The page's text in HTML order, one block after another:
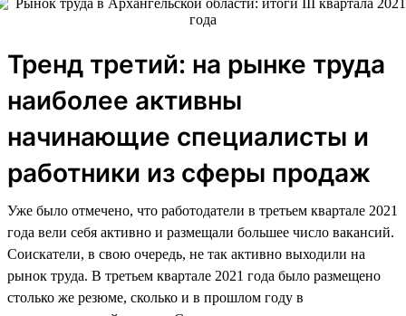
Тренд третий: на рынке труда
наиболее активны
начинающие специалисты и
работники из сферы продаж
Уже было отмечено, что работодатели в третьем квартале 2021
года вели себя активно и размещали большее число вакансий.
Соискатели, в свою очередь, не так активно выходили на
рынок труда. В третьем квартале 2021 года было размещено
столько же резюме, сколько и в прошлом году в